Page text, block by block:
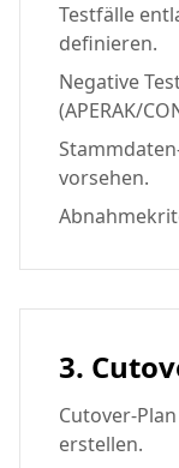
Testfälle
definieren.
Negative
(APERAK/
vorsehen.
3.
Cutover-
erstellen.